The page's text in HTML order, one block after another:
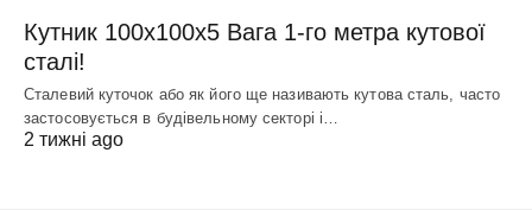
Кутник 100х100х5 Вага 1-го метра кутової
сталі!
Сталевий куточок або як його ще називають кутова сталь, часто
застосовується в будівельному секторі і…
2 тижні ago